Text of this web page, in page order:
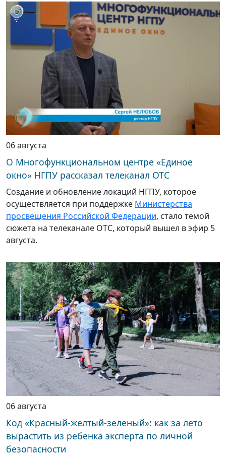
06 августа
О Многофункциональном центре «Единое
окно» НГПУ рассказал телеканал ОТС
Создание и обновление локаций НГПУ, которое
осуществляется при поддержке Министерства
просвещения Российской Федерации, стало темой
сюжета на телеканале ОТС, который вышел в эфир 5
августа.
06 августа
Код «Красный-желтый-зеленый»: как за лето
вырастить из ребенка эксперта по личной
безопасности